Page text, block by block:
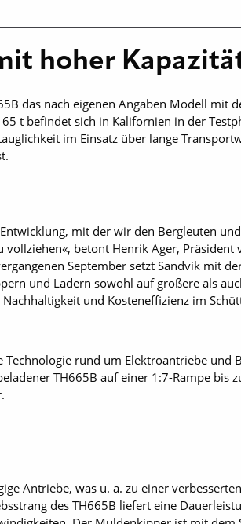
hoher
das nach eigenen Angaben Modell mit
t befindet sich in Kalifornien in der
im Einsatz über lange
mit der wir den Bergleuten
betont Henrik Ager, Präsident
September setzt Sandvik mit
und Ladern sowohl auf größere als
und Kosteneffizienz im
rund um Elektroantriebe und
TH665B auf einer 1:7-Rampe bis
Antriebe, was u. a. zu einer
des TH665B liefert eine